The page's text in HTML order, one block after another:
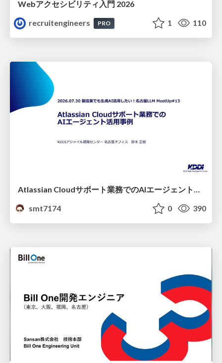
Webアクセシビリティ入門 2026
recruitengineers
PRO 1 110
smt7174
0 390